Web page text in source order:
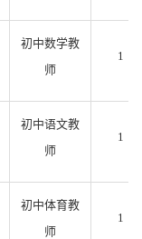
初中数学教
师
1
初中语文教
师
1
初中体育教
师
1